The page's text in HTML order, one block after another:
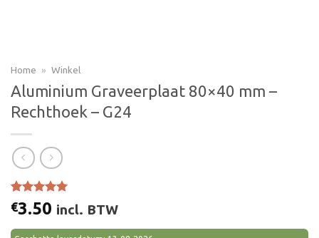
Home » Winkel
Aluminium Graveerplaat 80×40 mm –
Rechthoek – G24
Gewaardeerd
5.00op 5
gebaseerd
1
€3.50 incl. BTW